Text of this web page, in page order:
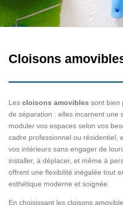
Cloisons
Lescloisons amovibles sont bien
de séparation : elles incarnent une
moduler vos espaces selon vos
cadre professionnel ou résidentiel,
vos intérieurs sans engager de
installer, à déplacer, et même à
offrent une flexibilité inégalée tout
esthétique moderne et soignée.
En choisissant les cloisons